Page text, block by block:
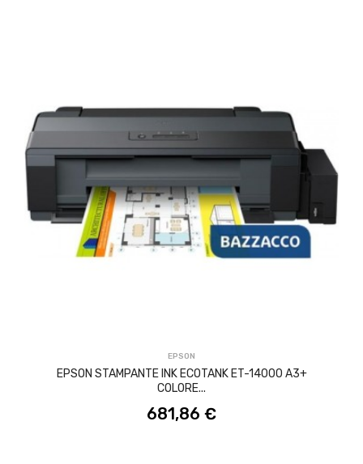
EPSON
EPSON STAMPANTE INK ECOTANK ET-14000 A3+
COLORE...
681,86 €